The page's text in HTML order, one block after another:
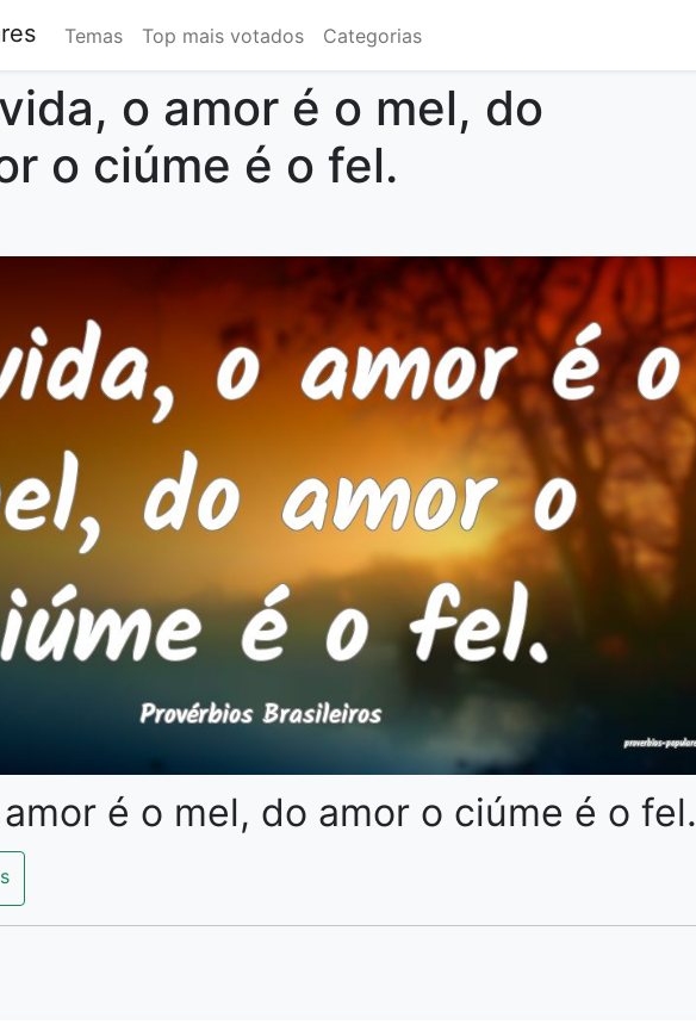
Temas Top mais votados Categorias
o amor é o mel, do
o ciúme é o fel.
é o mel, do amor o ciúme é o fel.